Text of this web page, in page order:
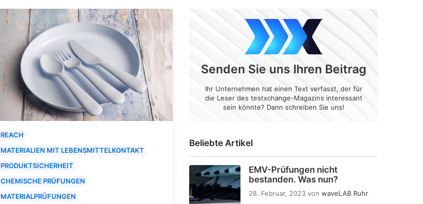
Beliebte Artikel
EMV-Prüfungen nicht
bestanden. Was nun?
28. Februar, 2023 von waveLAB Ruhr
Senden Sie uns Ihren Beitrag
Ihr Unternehmen hat einen Text verfasst, der für
die Leser des testxchange-Magazins interessant
sein könnte? Dann schreiben Sie uns!
REACH
MATERIALIEN MIT LEBENSMITTELKONTAKT
PRODUKTSICHERHEIT
CHEMISCHE PRÜFUNGEN
MATERIALPRÜFUNGEN